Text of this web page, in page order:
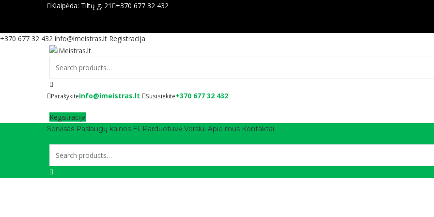
Klaipėda: Tiltų g. 21 +370 677 32 432
+370 677 32 432 info@imeistras.lt Registracija
Parašykiteinfo@imeistras.lt Susisiekite+370 677 32 432
Registracija
Servisas Paslaugų kainos El. Parduotuvė Verslui Apie mus Kontaktai